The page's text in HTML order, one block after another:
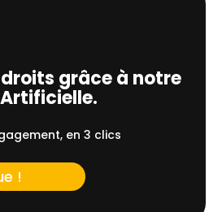
grâce à notre
en 3 clics
!